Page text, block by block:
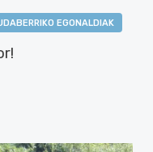
EGONALDIAK